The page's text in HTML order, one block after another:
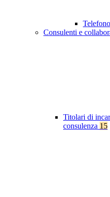
Consulenti e
Titolari di
consulenza 15